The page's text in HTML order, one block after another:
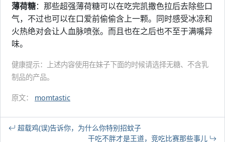
薄荷糖：那些超强薄荷糖可以在吃完凯撒色拉后去除些口
气，不过也可以在口爱前偷偷含上一颗。同时感受冰凉和
火热绝对会让人血脉喷张。而且也在之后也不至于满嘴异
味。
健康提示：上述内容使用在妹子下面的时候请选择无糖、不含乳
制品的产品。
原文： momtastic
超载鸡(误)告诉你，为什么你特别招蚊子
干吃不胖才是王道，竞吃比赛那些事儿